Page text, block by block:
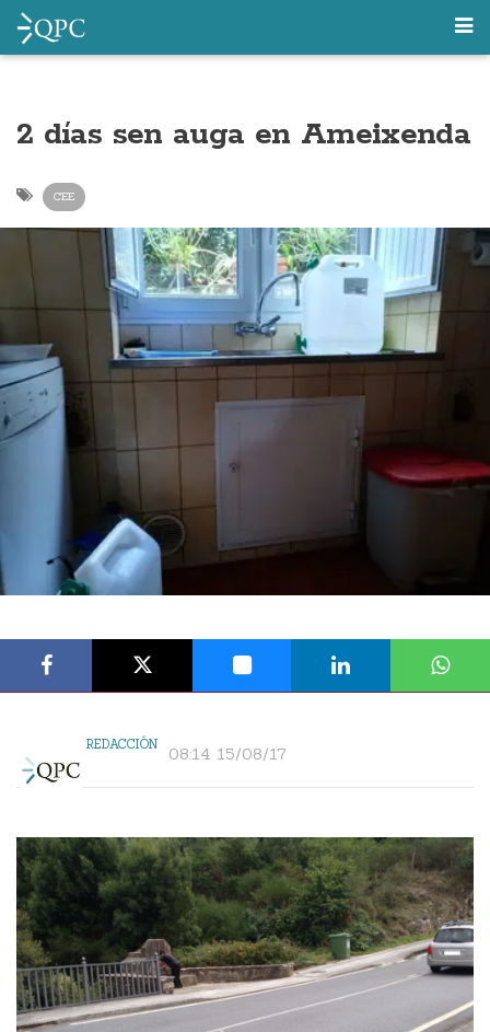
2 días sen auga en Ameixenda
CEE
REDACCIÓN 08:14 15/08/17